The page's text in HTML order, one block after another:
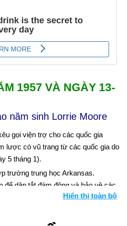
1957 VÀ NGÀY 13-
năm sinh Lorrie Moore
gọi viện trợ cho các quốc gia
lược có vũ trang từ các quốc gia do
5 tháng 1).
trường trung học Arkansas.
để dập tắt đám đông và bảo vệ các
Orval Faubus bất chấp lệnh liên
Hiển thị toàn bộ